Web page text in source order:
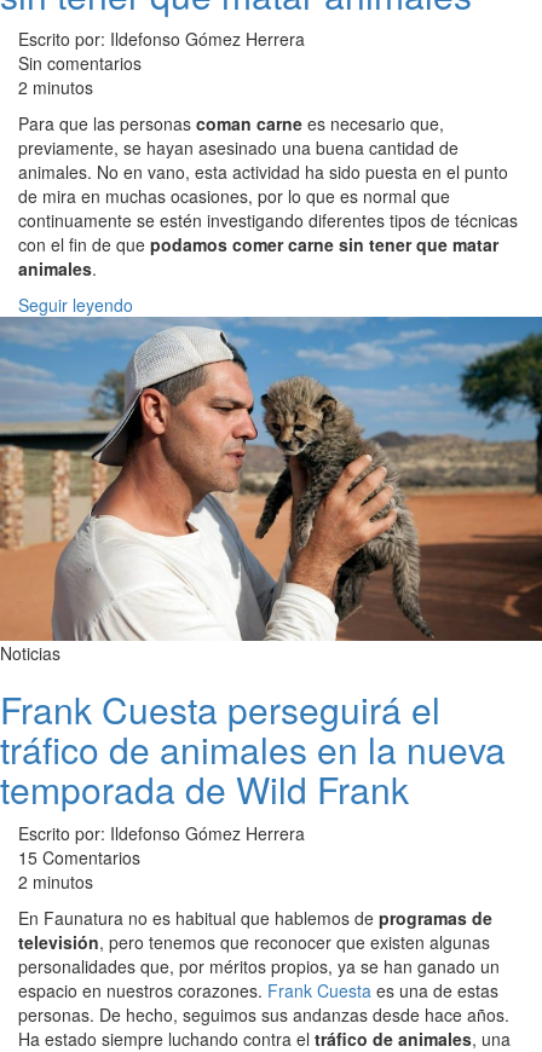
Escrito por: Ildefonso Gómez Herrera
Sin comentarios
2 minutos
Para que las personas coman carne es necesario que,
previamente, se hayan asesinado una buena cantidad de
animales. No en vano, esta actividad ha sido puesta en el punto
de mira en muchas ocasiones, por lo que es normal que
continuamente se estén investigando diferentes tipos de técnicas
con el fin de que podamos comer carne sin tener que matar
animales.
Seguir leyendo
Noticias
Frank Cuesta perseguirá el
tráfico de animales en la nueva
temporada de Wild Frank
Escrito por: Ildefonso Gómez Herrera
15 Comentarios
2 minutos
En Faunatura no es habitual que hablemos de programas de
televisión, pero tenemos que reconocer que existen algunas
personalidades que, por méritos propios, ya se han ganado un
espacio en nuestros corazones. Frank Cuesta es una de estas
personas. De hecho, seguimos sus andanzas desde hace años.
Ha estado siempre luchando contra el tráfico de animales, una